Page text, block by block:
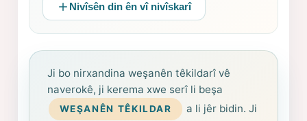
Nivîsên din ên vî nivîskarî
Ji bo nirxandina weşanên têkildarî vê
naverokê, ji kerema xwe serî li beşa
WEŞANÊN TÊKILDAR
a li jêr bidin. Ji